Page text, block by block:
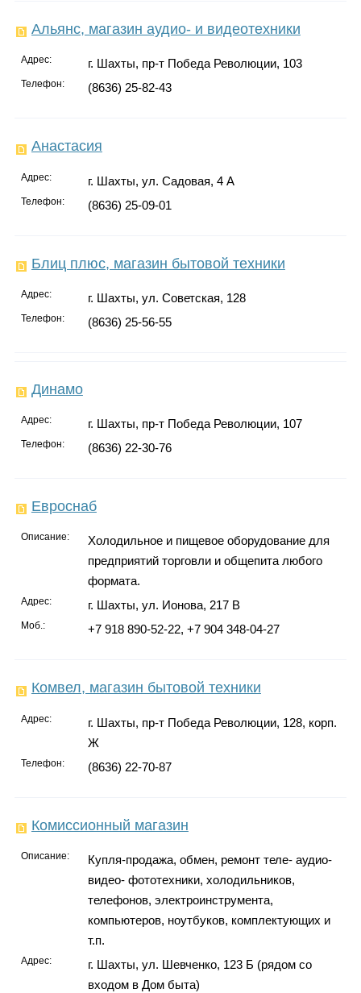
Фотогалерея
Альянс, магазин аудио- и видеотехники
Адрес: г. Шахты, пр-т Победа Революции, 103
Телефон: (8636) 25-82-43
Анастасия
Адрес: г. Шахты, ул. Садовая, 4 А
Телефон: (8636) 25-09-01
Блиц плюс, магазин бытовой техники
Адрес: г. Шахты, ул. Советская, 128
Телефон: (8636) 25-56-55
Динамо
Адрес: г. Шахты, пр-т Победа Революции, 107
Телефон: (8636) 22-30-76
Евроснаб
Описание:
Холодильное и пищевое оборудование для
предприятий торговли и общепита любого
формата.
Адрес: г. Шахты, ул. Ионова, 217 В
Моб.: +7 918 890-52-22, +7 904 348-04-27
Комвел, магазин бытовой техники
Адрес:
г. Шахты, пр-т Победа Революции, 128, корп.
Ж
Телефон: (8636) 22-70-87
Комиссионный магазин
Описание:
Купля-продажа, обмен, ремонт теле- аудио-
видео- фототехники, холодильников,
телефонов, электроинструмента,
компьютеров, ноутбуков, комплектующих и
т.п.
Адрес:
г. Шахты, ул. Шевченко, 123 Б (рядом со
входом в Дом быта)